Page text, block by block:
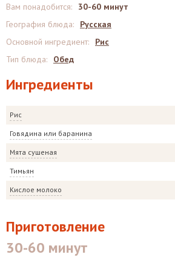
Ингредиенты
Рис
Говядина или баранина
Мята сушеная
Тимьян
Кислое молоко
Вам понадобится:
30-60 минут
География блюда:
Русская
Основной ингредиент:
Рис
Тип блюда: Обед
Приготовление
30-60 минут